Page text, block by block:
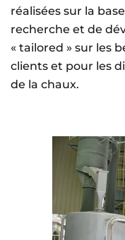
réalisées sur la
recherche et de
« tailored » sur les
clients et pour les
de la chaux.